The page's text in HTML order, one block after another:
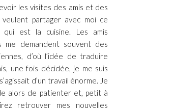
les visites des amis et des
veulent partager avec moi ce
qui est la cuisine. Les amis
me demandent souvent des
d’où l’idée de traduire
une fois décidée, je me suis
d’un travail énorme. Je
alors de patienter et, petit à
retrouver mes nouvelles